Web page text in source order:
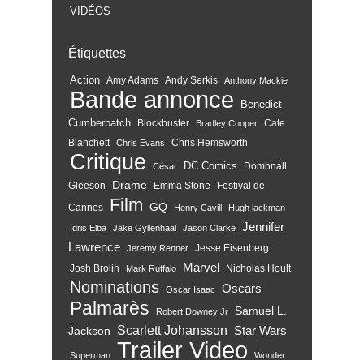
VIDÉOS
Étiquettes
Action Amy Adams Andy Serkis Anthony Mackie
Bande annonce
Benedict
Cumberbatch
Blockbuster Bradley Cooper
Cate
Blanchett
Chris Evans Chris Hemsworth
Critique César DC Comics
Domhnall
Gleeson
Drame Emma Stone
Festival de
Cannes
Film GQ Henry Cavill Hugh jackman
Idris Elba Jake Gyllenhaal Jason Clarke
Jennifer
Lawrence
Jeremy Renner
Jesse Eisenberg
Josh Brolin
Mark Ruffalo Marvel Nicholas Hoult
Nominations Oscar Isaac Oscars
Palmarès Robert Downey Jr
Samuel L.
Jackson
Scarlett Johansson Star Wars
Superman Trailer Video Wonder